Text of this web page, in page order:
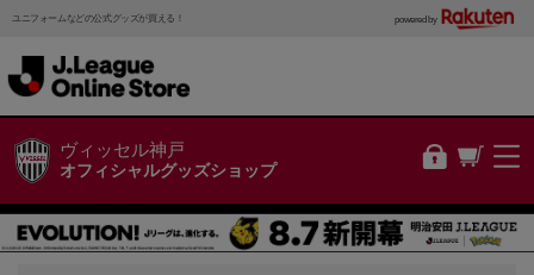
ユニフォームなどの公式グッズが買える！ powered by
ヴィッセル神戸
オフィシャルグッズショップ